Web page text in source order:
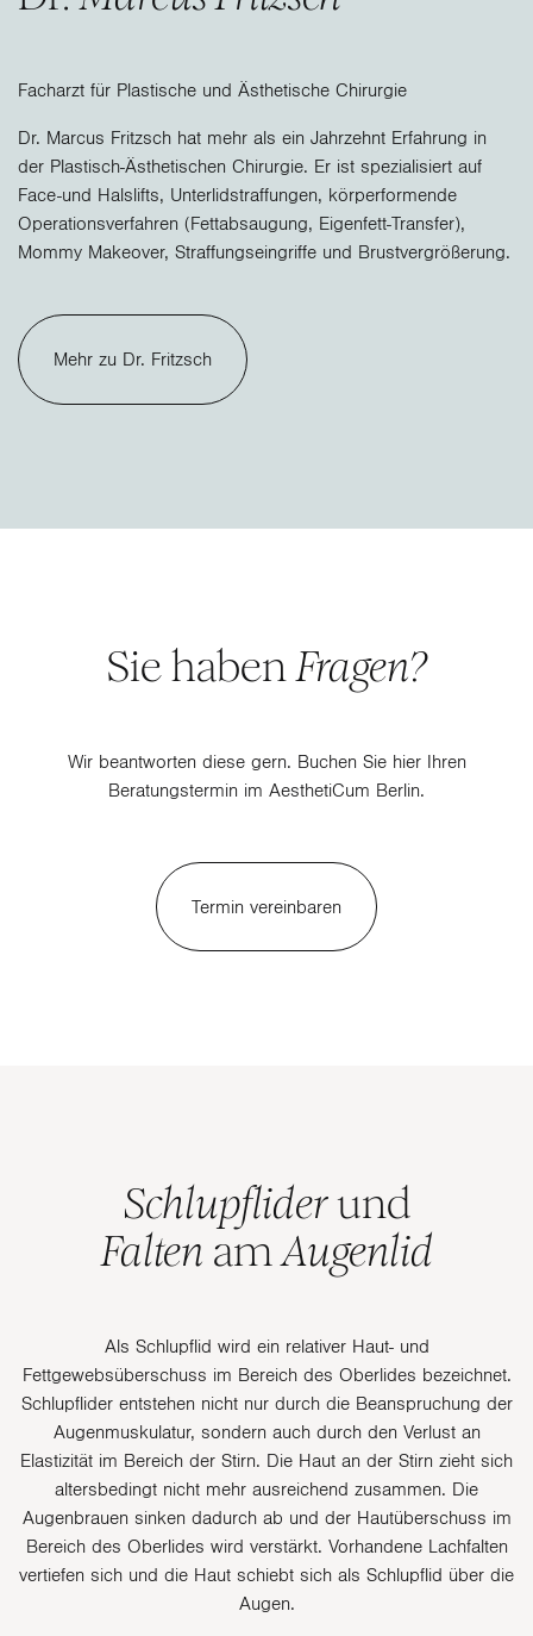
Facharzt für Plastische und Ästhetische Chirurgie
Dr. Marcus Fritzsch hat mehr als ein Jahrzehnt Erfahrung in
der Plastisch-Ästhetischen Chirurgie. Er ist spezialisiert auf
Face-und Halslifts, Unterlidstraffungen, körperformende
Operationsverfahren (Fettabsaugung, Eigenfett-Transfer),
Mommy Makeover, Straffungseingriffe und Brustvergrößerung.
Mehr zu Dr. Fritzsch
Sie habenFragen?
Wir beantworten diese gern. Buchen Sie hier Ihren
Beratungstermin im AesthetiCum Berlin.
Termin vereinbaren
Schlupfliderund
Falten amAugenlid
Als Schlupflid wird ein relativer Haut- und
Fettgewebsüberschuss im Bereich des Oberlides bezeichnet.
Schlupflider entstehen nicht nur durch die Beanspruchung der
Augenmuskulatur, sondern auch durch den Verlust an
Elastizität im Bereich der Stirn. Die Haut an der Stirn zieht sich
altersbedingt nicht mehr ausreichend zusammen. Die
Augenbrauen sinken dadurch ab und der Hautüberschuss im
Bereich des Oberlides wird verstärkt. Vorhandene Lachfalten
vertiefen sich und die Haut schiebt sich als Schlupflid über die
Augen.